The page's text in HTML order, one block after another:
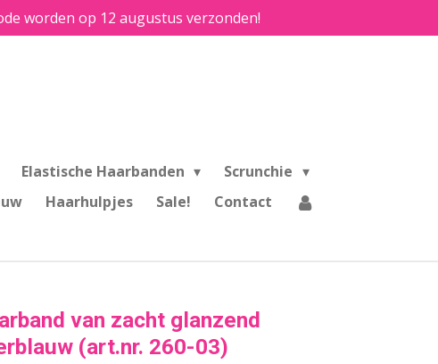
worden op 12 augustus verzonden!
Elastische Haarbanden
Scrunchie
Haarhulpjes Sale! Contact
van zacht glanzend
(art.nr. 260-03)